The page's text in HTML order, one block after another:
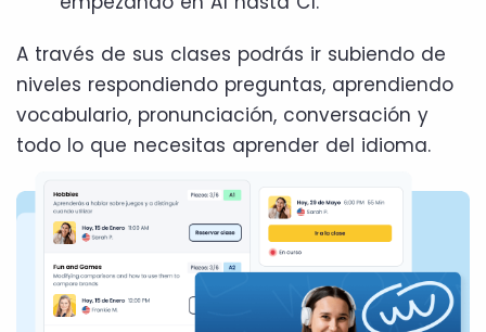
A través de sus clases podrás ir subiendo de
niveles respondiendo preguntas, aprendiendo
vocabulario, pronunciación, conversación y
todo lo que necesitas aprender del idioma.